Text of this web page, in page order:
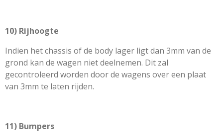
10) Rijhoogte
Indien het chassis of de body lager ligt dan 3mm van de
grond kan de wagen niet deelnemen. Dit zal
gecontroleerd worden door de wagens over een plaat
van 3mm te laten rijden.
11) Bumpers